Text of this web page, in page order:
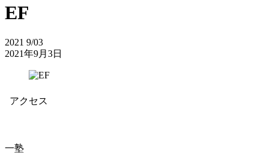
EF
2021 9/03
2021年9月3日
アクセス
一塾